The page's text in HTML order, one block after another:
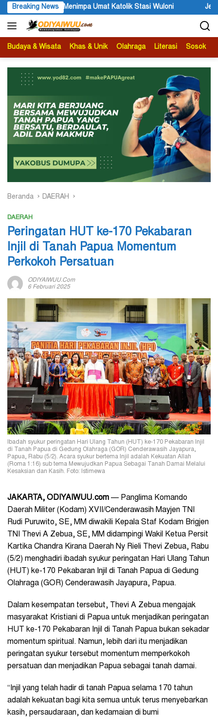
Langsung
ke
konten
Breaking News
Umat Katolik Stasi Wuloni Jelang Festival Etnik
Budaya & Wisata Khas & Unik Olahraga Literasi Sosok
Beranda DAERAH
DAERAH
Peringatan HUT ke-170 Pekabaran
Injil di Tanah Papua Momentum
Perkokoh Persatuan
ODIYAIWUU.com
6 Februari 2025
Ibadah syukur peringatan Hari Ulang Tahun (HUT) ke-170 Pekabaran Injil
di Tanah Papua di Gedung Olahraga (GOR) Cenderawasih Jayapura,
Papua, Rabu (5/2). Acara syukur bertema Injil adalah Kekuatan Allah
(Roma 1:16) sub tema Mewujudkan Papua Sebagai Tanah Damai Melalui
Kesaksian dan Kasih. Foto: Istimewa
JAKARTA, ODIYAIWUU.com — Panglima Komando
Daerah Militer (Kodam) XVII/Cenderawasih Mayjen TNI
Rudi Puruwito, SE, MM diwakili Kepala Staf Kodam Brigjen
TNI Thevi A Zebua, SE, MM didampingi Wakil Ketua Persit
Kartika Chandra Kirana Daerah Ny Rieli Thevi Zebua, Rabu
(5/2) menghadiri ibadah syukur peringatan Hari Ulang Tahun
(HUT) ke-170 Pekabaran Injil di Tanah Papua di Gedung
Olahraga (GOR) Cenderawasih Jayapura, Papua.
Dalam kesempatan tersebut, Thevi A Zebua mengajak
masyarakat Kristiani di Papua untuk menjadikan peringatan
HUT ke-170 Pekabaran Injil di Tanah Papua bukan sekadar
momentum spiritual. Namun, lebih dari itu menjadikan
peringatan syukur tersebut momentum memperkokoh
persatuan dan menjadikan Papua sebagai tanah damai.
“Injil yang telah hadir di tanah Papua selama 170 tahun
adalah kekuatan bagi kita semua untuk terus menyebarkan
kasih, persaudaraan, dan kedamaian di bumi